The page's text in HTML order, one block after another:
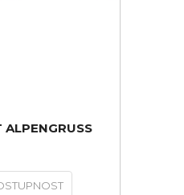
ALPENGRUSS